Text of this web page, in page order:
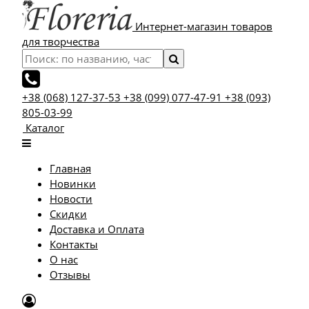
Интернет-магазин товаров
для творчества
+38 (068) 127-37-53 +38 (099) 077-47-91 +38 (093)
805-03-99
Каталог
Главная
Новинки
Новости
Скидки
Доставка и Оплата
Контакты
О нас
Отзывы